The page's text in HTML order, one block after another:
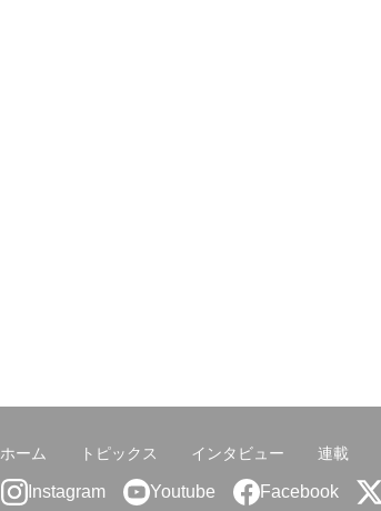
ホーム トピックス インタビュー 連載
Instagram Youtube Facebook